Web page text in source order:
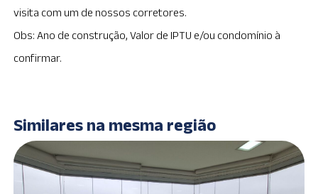
visita com um de nossos corretores.
Obs: Ano de construção, Valor de IPTU e/ou condomínio à
confirmar.
Similares na mesma região